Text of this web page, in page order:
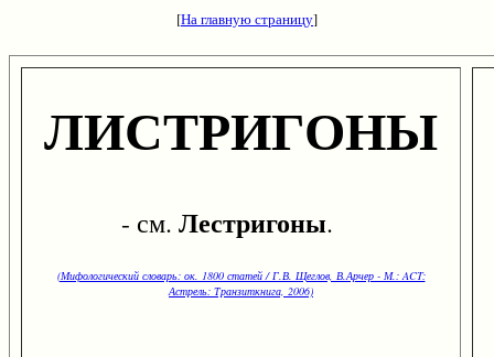
[На главную страницу]
ЛИСТРИГОНЫ
- см. Лестригоны.
(Мифологический словарь: ок. 1800 статей / Г.В. Щеглов, В.Арчер - М.: ACT:
Астрель: Транзиткнига, 2006)